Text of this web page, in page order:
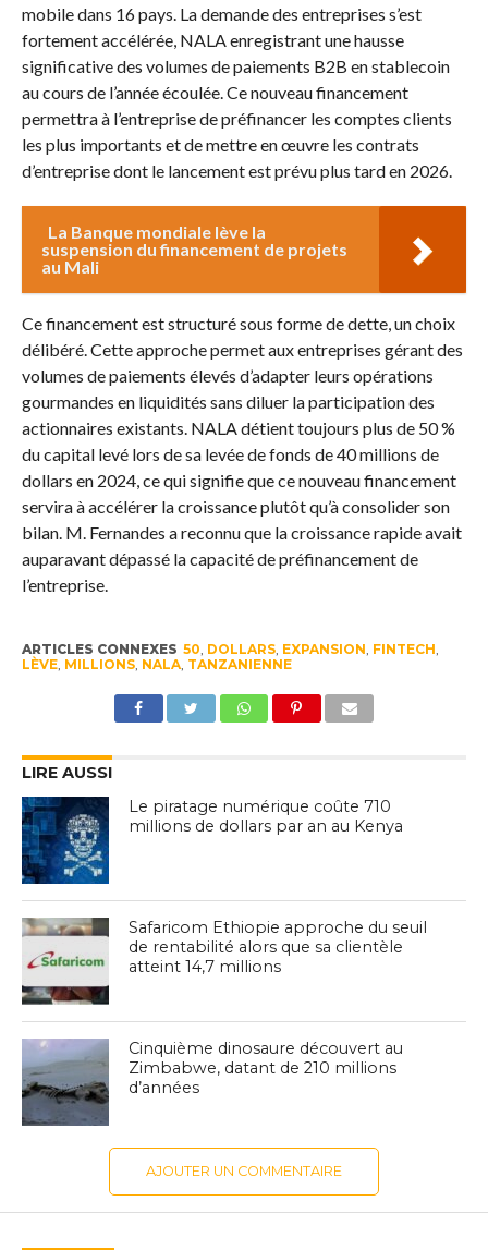
mobile dans 16 pays. La demande des entreprises s’est
fortement accélérée, NALA enregistrant une hausse
significative des volumes de paiements B2B en stablecoin
au cours de l’année écoulée. Ce nouveau financement
permettra à l’entreprise de préfinancer les comptes clients
les plus importants et de mettre en œuvre les contrats
d’entreprise dont le lancement est prévu plus tard en 2026.
La Banque mondiale lève la
suspension du financement de projets
au Mali
Ce financement est structuré sous forme de dette, un choix
délibéré. Cette approche permet aux entreprises gérant des
volumes de paiements élevés d’adapter leurs opérations
gourmandes en liquidités sans diluer la participation des
actionnaires existants. NALA détient toujours plus de 50 %
du capital levé lors de sa levée de fonds de 40 millions de
dollars en 2024, ce qui signifie que ce nouveau financement
servira à accélérer la croissance plutôt qu’à consolider son
bilan. M. Fernandes a reconnu que la croissance rapide avait
auparavant dépassé la capacité de préfinancement de
l’entreprise.
ARTICLES CONNEXES 50, DOLLARS, EXPANSION, FINTECH,
LÈVE, MILLIONS, NALA, TANZANIENNE
LIRE AUSSI
Le piratage numérique coûte 710
millions de dollars par an au Kenya
Safaricom Ethiopie approche du seuil
de rentabilité alors que sa clientèle
atteint 14,7 millions
Cinquième dinosaure découvert au
Zimbabwe, datant de 210 millions
d’années
AJOUTER UN COMMENTAIRE